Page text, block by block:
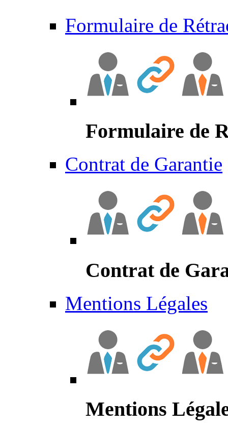
Formulaire de
Formulaire de
Contrat de Garantie
Contrat de
Mentions Légales
Mentions